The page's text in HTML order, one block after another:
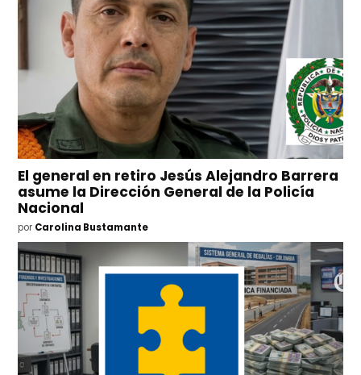
El general en retiro Jesús Alejandro Barrera
asume la Dirección General de la Policía
Nacional
por Carolina Bustamante